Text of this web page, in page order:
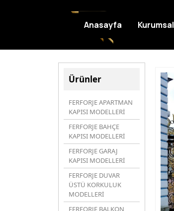
Ürünler
FERFORJE APARTMAN
KAPISI MODELLERİ
FERFORJE BAHÇE
KAPISI MODELLERİ
FERFORJE GARAJ
KAPISI MODELLERİ
FERFORJE DUVAR
ÜSTÜ KORKULUK
MODELLERİ
FERFORJE BALKON
Anasayfa Kurumsal